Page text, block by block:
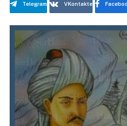
Telegram VKontakte